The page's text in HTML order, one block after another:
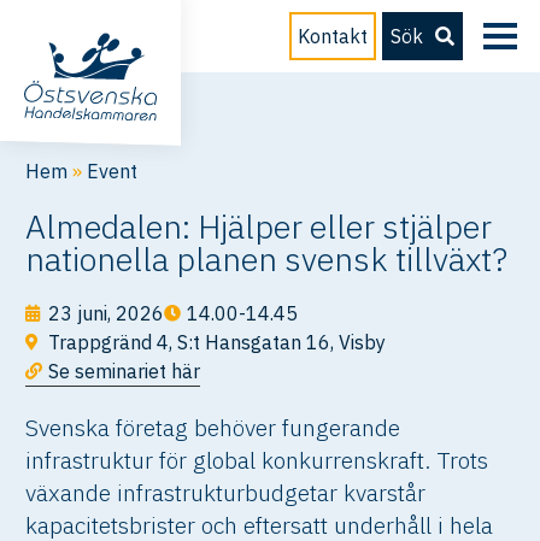
Kontakt Sök
Hem » Event
Almedalen: Hjälper eller stjälper
nationella planen svensk tillväxt?
23 juni, 2026
14.00-14.45
Trappgränd 4, S:t Hansgatan 16, Visby
Se seminariet här
Svenska företag behöver fungerande
infrastruktur för global konkurrenskraft. Trots
växande infrastrukturbudgetar kvarstår
kapacitetsbrister och eftersatt underhåll i hela